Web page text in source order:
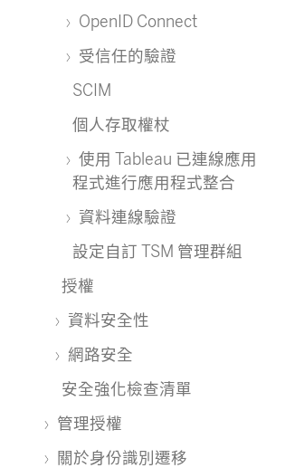
OpenID Connect
受信任的驗證
SCIM
個人存取權杖
使用 Tableau 已連線應用
程式進行應用程式整合
資料連線驗證
設定自訂 TSM 管理群組
授權
資料安全性
網路安全
安全強化檢查清單
管理授權
關於身份識別遷移